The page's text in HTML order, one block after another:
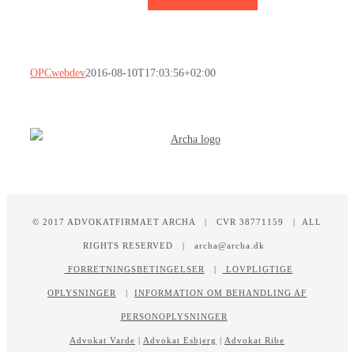
OPCwebdev2016-08-10T17:03:56+02:00
© 2017 ADVOKATFIRMAET ARCHA | CVR 38771159 | ALL
RIGHTS RESERVED | archa@archa.dk
FORRETNINGSBETINGELSER | LOVPLIGTIGE
OPLYSNINGER | INFORMATION OM BEHANDLING AF
PERSONOPLYSNINGER
Advokat Varde | Advokat Esbjerg | Advokat Ribe